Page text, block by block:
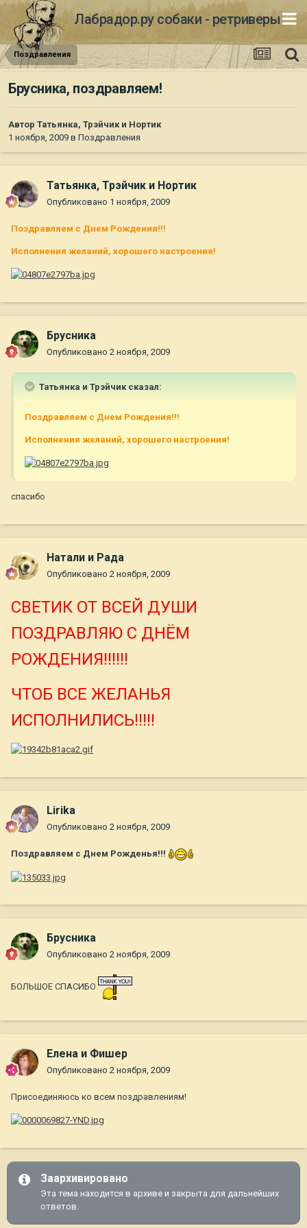
Лабрадор.ру собаки - ретриверы
Поздравления
Брусника, поздравляем!
Автор Татьянка, Трэйчик и Нортик
1 ноября, 2009 в Поздравления
Татьянка, Трэйчик и Нортик
Опубликовано 1 ноября, 2009
Поздравляем с Днем Рождения!!!
Исполнения желаний, хорошего настроения!
Брусника
Опубликовано 2 ноября, 2009
Татьянка и Трэйчик сказал:
Поздравляем с Днем Рождения!!!
Исполнения желаний, хорошего настроения!
спасибо
Натали и Рада
Опубликовано 2 ноября, 2009
СВЕТИК ОТ ВСЕЙ ДУШИ
ПОЗДРАВЛЯЮ С ДНЁМ
РОЖДЕНИЯ!!!!!!
ЧТОБ ВСЕ ЖЕЛАНЬЯ
ИСПОЛНИЛИСЬ!!!!!
Lirika
Опубликовано 2 ноября, 2009
Поздравляем с Днем Рожденья!!!
Брусника
Опубликовано 2 ноября, 2009
БОЛЬШОЕ СПАСИБО
Елена и Фишер
Опубликовано 2 ноября, 2009
Присоединяюсь ко всем поздравлениям!
Заархивировано
Эта тема находится в архиве и закрыта для дальнейших
ответов.